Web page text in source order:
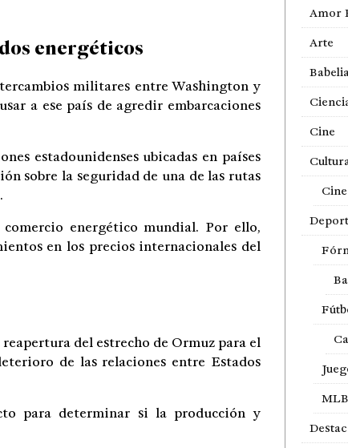
energéticos
militares entre Washington y
a ese país de agredir embarcaciones
estadounidenses ubicadas en países
sobre la seguridad de una de las rutas
energético mundial. Por ello,
en los precios internacionales del
del estrecho de Ormuz para el
de las relaciones entre Estados
para determinar si la producción y
Amor
Arte
Cine
Cine
MLB